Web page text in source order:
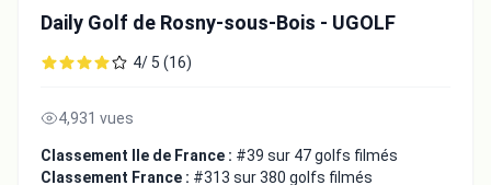
Daily Golf de Rosny-sous-Bois - UGOLF
4/ 5 (16)
4,931 vues
Classement Ile de France : #39 sur 47 golfs filmés
Classement France : #313 sur 380 golfs filmés